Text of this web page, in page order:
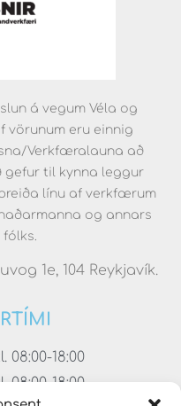
á vegum Véla og
vörunum eru einnig
Verkfæralauna að
gefur til kynna leggur
línu af verkfærum
og annars
1e, 104 Reykjavík.
18:00
18:00